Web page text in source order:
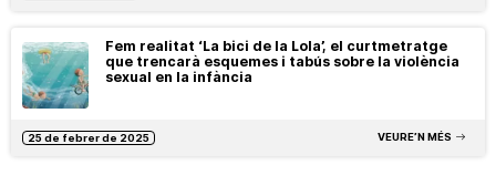
Fem realitat ‘La bici de la Lola’, el curtmetratge
que trencarà esquemes i tabús sobre la violència
sexual en la infància
25 de febrer de 2025 VEURE’N MÉS